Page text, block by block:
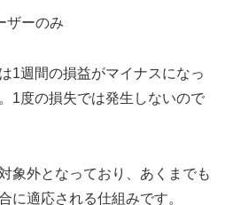
ザーのみ
1週間の損益がマイナスになっ
1度の損失では発生しないので
象外となっており、あくまでも
に適応される仕組みです。